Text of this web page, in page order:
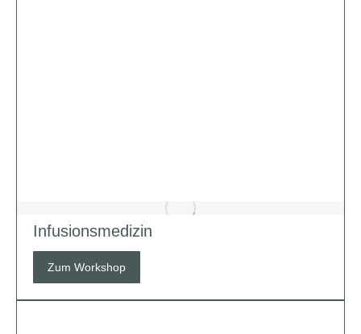
Infusionsmedizin
Zum Workshop